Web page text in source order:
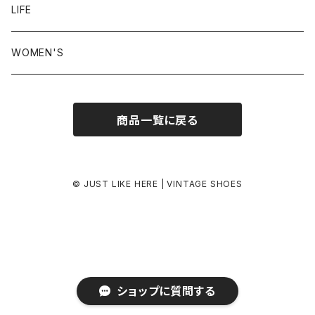
ショップに質問する
24.5-25.0 cm
25.0-25.5 cm
26.0-26.5 cm
26.5-27.0 cm
LIFE
WOMEN'S
商品一覧に戻る
© JUST LIKE HERE | VINTAGE SHOES